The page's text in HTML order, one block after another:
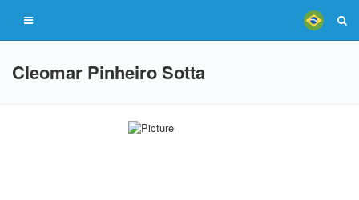
Cleomar Pinheiro Sotta